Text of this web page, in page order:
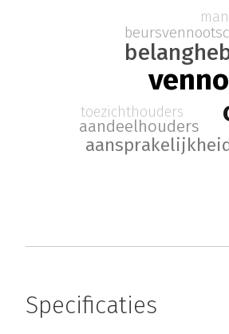
aandeelhouders
toezichthouders
Specificaties